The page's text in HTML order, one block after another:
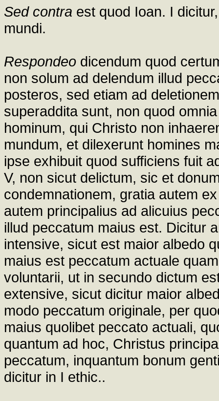
Sed contra est quod Ioan. I
mundi.
Respondeo dicendum quod
non solum ad delendum illud
posteros, sed etiam ad
superaddita sunt, non quod
hominum, qui Christo non
mundum, et dilexerunt homines
ipse exhibuit quod sufficiens fuit
V, non sicut delictum, sic et
condemnationem, gratia autem
autem principalius ad alicuius
illud peccatum maius est. Dicitur
intensive, sicut est maior albedo
maius est peccatum actuale
voluntarii, ut in secundo dictum
extensive, sicut dicitur maior
modo peccatum originale, per
maius quolibet peccato actuali,
quantum ad hoc, Christus
peccatum, inquantum bonum
dicitur in I ethic..